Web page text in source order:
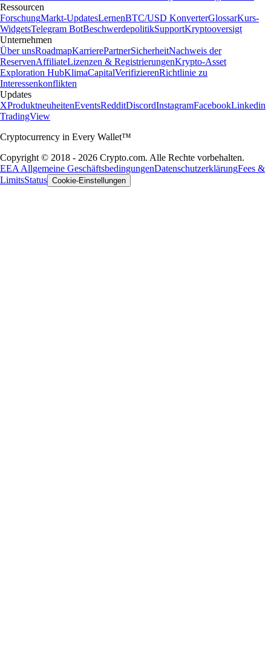
Ressourcen
ForschungMarkt-UpdatesLernenBTC/USD KonverterGlossarKurs-
WidgetsTelegram BotBeschwerdepolitikSupportKryptooversigt
Unternehmen
Über unsRoadmapKarrierePartnerSicherheitNachweis der
ReservenAffiliateLizenzen & RegistrierungenKrypto-Asset
Exploration HubKlimaCapitalVerifizierenRichtlinie zu
Interessenkonflikten
Updates
XProduktneuheitenEventsRedditDiscordInstagramFacebookLinkedin
TradingView
Cryptocurrency in Every Wallet™
Copyright © 2018 - 2026 Crypto.com. Alle Rechte vorbehalten.
EEA Allgemeine GeschäftsbedingungenDatenschutzerklärungFees &
LimitsStatus Cookie-Einstellungen